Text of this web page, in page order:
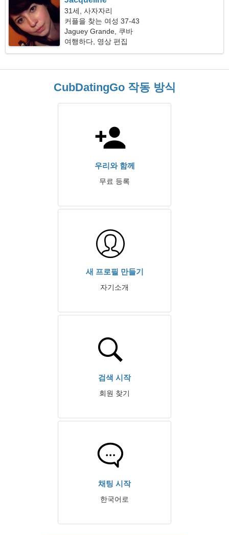
31세, 사자자리
커플을 찾는 여성 37-43
Jaguey Grande, 쿠바
여행하다, 영상 편집
CubDatingGo 작동 방식
우리와 함께
무료 등록
새 프로필 만들기
자기소개
검색 시작
회원 찾기
채팅 시작
한국어로